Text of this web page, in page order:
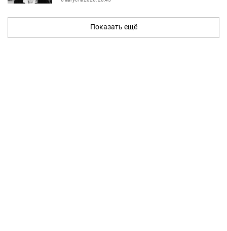
Показать ещё